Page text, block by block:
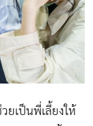
ยเป็นพี่เลี้ยงให้